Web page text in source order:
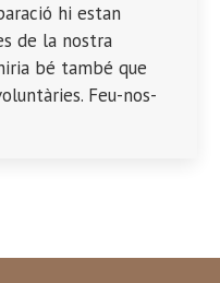
hi estan
de la nostra
bé també que
Feu-nos-